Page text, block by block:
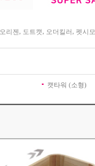
오리젠 도트캣 오더킬러 펫시모
캣타워 (소형)